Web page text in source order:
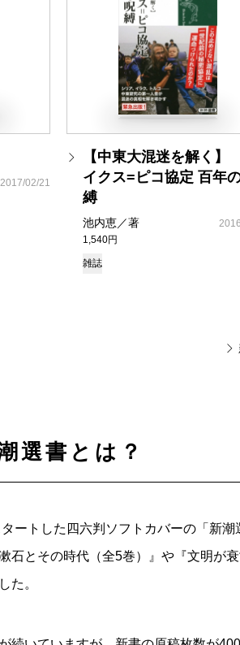
2017/02/21
【中東大混迷を解く
イクス=ピコ協定 百年
縛
池内恵／著
1,540円
雑誌
選書とは？
ートした四六判ソフトカバーの「新潮
石とその時代（全5巻）』や『文明が
た。